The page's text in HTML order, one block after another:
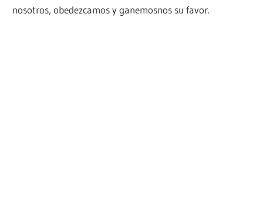
nosotros, obedezcamos y ganemosnos su favor.